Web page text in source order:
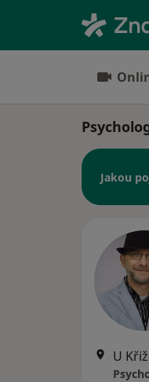
Jakou
U